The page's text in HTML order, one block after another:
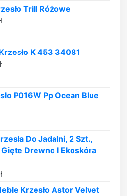
Trill Różowe
K 453 34081
P016W Pp Ocean Blue
Do Jadalni, 2 Szt.,
Drewno I Ekoskóra
Krzesło Astor Velvet